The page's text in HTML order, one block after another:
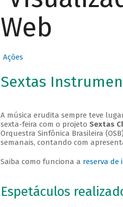
Web
Ações
Sextas
A música erudita sempre teve
sexta-feira com o projeto Sextas
Orquestra Sinfônica Brasileira
semanais, contando com
Saiba como funciona a reserva de
Espetáculos